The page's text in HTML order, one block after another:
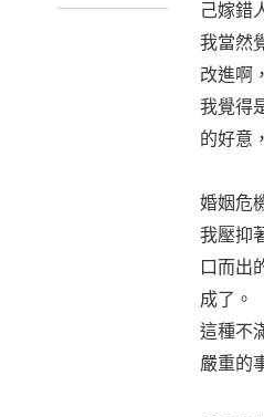
己嫁錯
我當然
改進啊
我覺得
的好意
婚姻危
我壓抑
口而出
成了。
這種不
嚴重的